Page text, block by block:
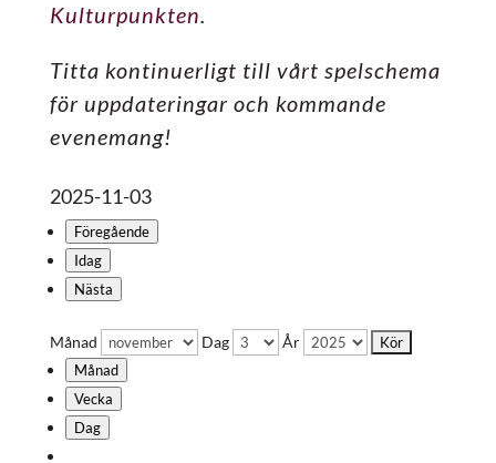
Kulturpunkten.
Titta kontinuerligt till vårt spelschema
för uppdateringar och kommande
evenemang!
2025-11-03
Föregående
Idag
Nästa
Månad Dag År
Månad
Vecka
Dag